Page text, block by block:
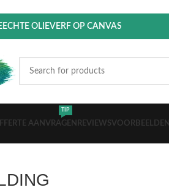
ECHTE OLIEVERF OP CANVAS
AANVRAGEN
TIP
REVIEWSVOORBEELDEN